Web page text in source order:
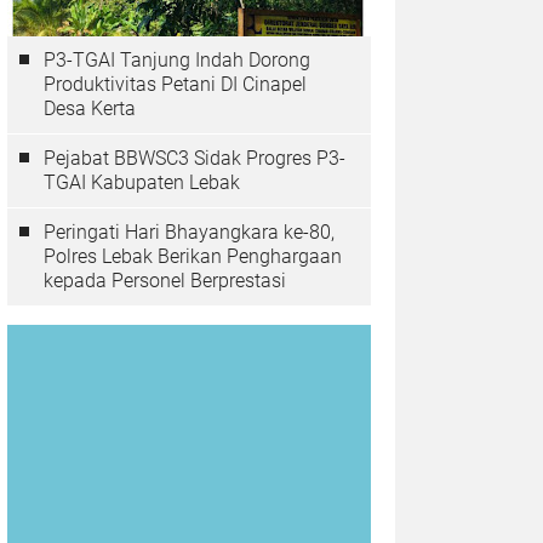
P3-TGAI Tanjung Indah Dorong
Produktivitas Petani DI Cinapel
Desa Kerta
Pejabat BBWSC3 Sidak Progres P3-
TGAI Kabupaten Lebak
Peringati Hari Bhayangkara ke-80,
Polres Lebak Berikan Penghargaan
kepada Personel Berprestasi